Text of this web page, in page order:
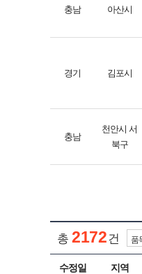
충남 아산시
경기 김포시
충남
천안시 서
북구
총 2172건
수정일 지역